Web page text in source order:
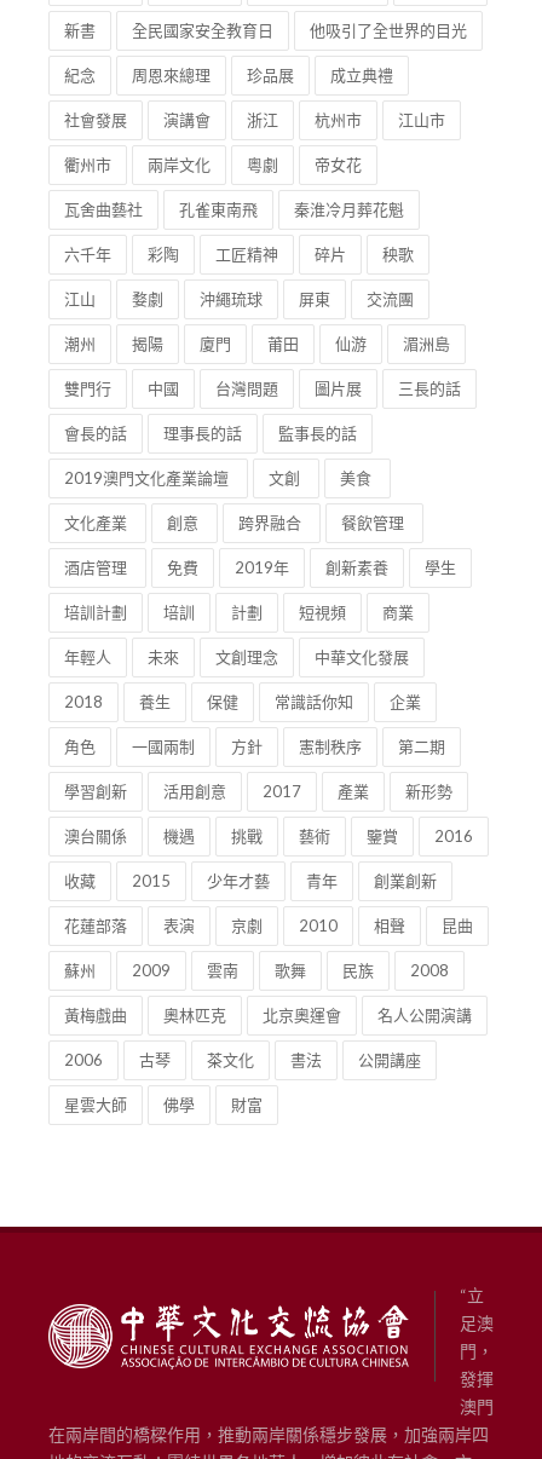
新書 全民國家安全教育日 他吸引了全世界的目光
紀念 周恩來總理 珍品展 成立典禮
社會發展 演講會 浙江 杭州市 江山市
衢州市 兩岸文化 粵劇 帝女花
瓦舍曲藝社 孔雀東南飛 秦淮冷月葬花魁
六千年 彩陶 工匠精神 碎片 秧歌
江山 婺劇 沖繩琉球 屏東 交流團
潮州 揭陽 廈門 莆田 仙游 湄洲島
雙門行 中國 台灣問題 圖片展 三長的話
會長的話 理事長的話 監事長的話
2019澳門文化產業論壇 文創 美食
文化產業 創意 跨界融合 餐飲管理
酒店管理 免費 2019年 創新素養 學生
培訓計劃 培訓 計劃 短視頻 商業
年輕人 未來 文創理念 中華文化發展
2018 養生 保健 常識話你知 企業
角色 一國兩制 方針 憲制秩序 第二期
學習創新 活用創意 2017 產業 新形勢
澳台關係 機遇 挑戰 藝術 鑒賞 2016
收藏 2015 少年才藝 青年 創業創新
花蓮部落 表演 京劇 2010 相聲 昆曲
蘇州 2009 雲南 歌舞 民族 2008
黃梅戲曲 奧林匹克 北京奧運會 名人公開演講
2006 古琴 茶文化 書法 公開講座
星雲大師 佛學 財富
“立
足澳
門，
發揮
澳門
在兩岸間的橋樑作用，推動兩岸關係穩步發展，加強兩岸四